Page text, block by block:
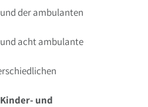
der ambulanten
acht ambulante
und